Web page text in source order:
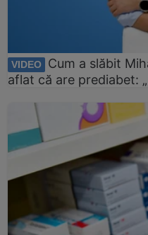
VIDEO
Cum a slăbit
aflat că are prediabet: